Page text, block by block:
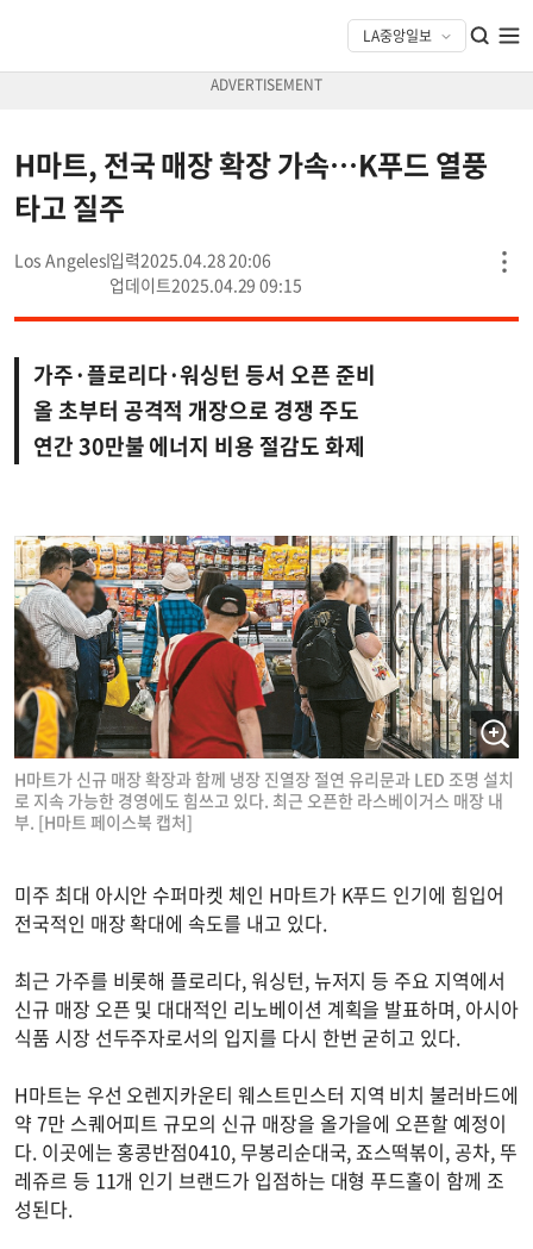
H마트, 전국 매장 확장 가속…K푸드 열풍
타고 질주
Los Angeles
2025.04.28 20:06
2025.04.29 09:15
가주·플로리다·워싱턴 등서 오픈 준비
올 초부터 공격적 개장으로 경쟁 주도
연간 30만불 에너지 비용 절감도 화제
H마트가 신규 매장 확장과 함께 냉장 진열장 절연 유리문과 LED 조명 설치
로 지속 가능한 경영에도 힘쓰고 있다. 최근 오픈한 라스베이거스 매장 내
부. [H마트 페이스북 캡처]
미주 최대 아시안 수퍼마켓 체인 H마트가 K푸드 인기에 힘입어
전국적인 매장 확대에 속도를 내고 있다.
최근 가주를 비롯해 플로리다, 워싱턴, 뉴저지 등 주요 지역에서
신규 매장 오픈 및 대대적인 리노베이션 계획을 발표하며, 아시아
식품 시장 선두주자로서의 입지를 다시 한번 굳히고 있다.
H마트는 우선 오렌지카운티 웨스트민스터 지역 비치 불러바드에
약 7만 스퀘어피트 규모의 신규 매장을 올가을에 오픈할 예정이
다. 이곳에는 홍콩반점0410, 무봉리순대국, 죠스떡볶이, 공차, 뚜
레쥬르 등 11개 인기 브랜드가 입점하는 대형 푸드홀이 함께 조
성된다.